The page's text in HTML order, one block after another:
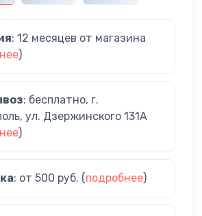
: 12 месяцев от магазина
)
: бесплатно, г.
ул. Дзержинского 131А
)
: от 500 руб. (подробнее)